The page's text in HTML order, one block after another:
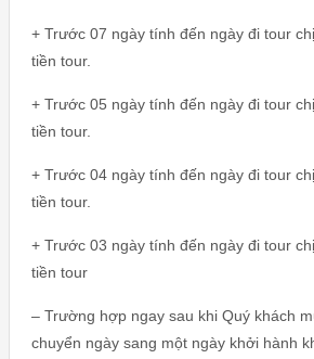
+ Trước 07 ngày tính đến ngày đi tour
tiền tour.
+ Trước 05 ngày tính đến ngày đi tour
tiền tour.
+ Trước 04 ngày tính đến ngày đi tour
tiền tour.
+ Trước 03 ngày tính đến ngày đi tour
tiền tour
– Trường hợp ngay sau khi Quý khách
chuyển ngày sang một ngày khởi hành